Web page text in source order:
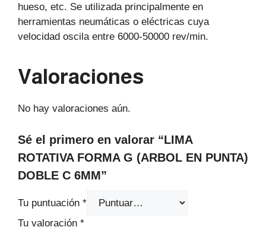
hueso, etc. Se utilizada principalmente en
herramientas neumáticas o eléctricas cuya
velocidad oscila entre 6000-50000 rev/min.
Valoraciones
No hay valoraciones aún.
Sé el primero en valorar “LIMA
ROTATIVA FORMA G (ARBOL EN PUNTA)
DOBLE C 6MM”
Tu puntuación *
Tu valoración *